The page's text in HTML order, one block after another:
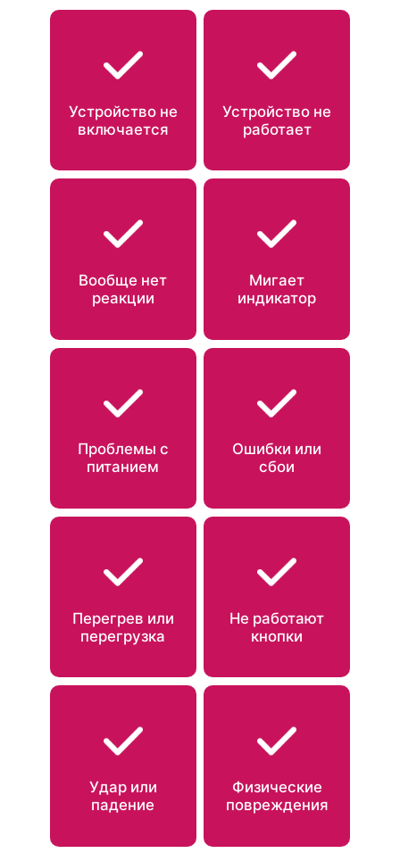
Устройство не
включается
Устройство не
работает
Вообще нет
реакции
Мигает
индикатор
Проблемы с
питанием
Ошибки или
сбои
Перегрев или
перегрузка
Не работают
кнопки
Удар или
падение
Физические
повреждения